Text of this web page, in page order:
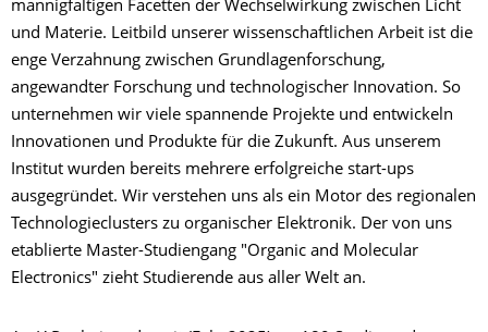
mannigfaltigen Facetten der Wechselwirkung zwischen Licht
und Materie. Leitbild unserer wissenschaftlichen Arbeit ist die
enge Verzahnung zwischen Grundlagenforschung,
angewandter Forschung und technologischer Innovation. So
unternehmen wir viele spannende Projekte und entwickeln
Innovationen und Produkte für die Zukunft. Aus unserem
Institut wurden bereits mehrere erfolgreiche start-ups
ausgegründet. Wir verstehen uns als ein Motor des regionalen
Technologieclusters zu organischer Elektronik. Der von uns
etablierte Master-Studiengang "Organic and Molecular
Electronics" zieht Studierende aus aller Welt an.